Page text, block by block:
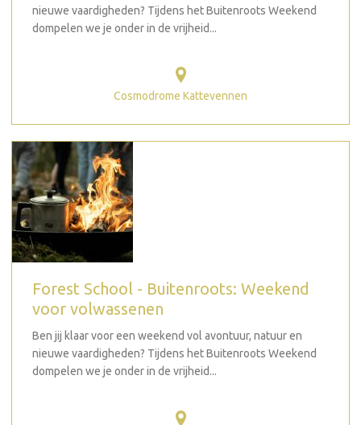
nieuwe vaardigheden? Tijdens het Buitenroots Weekend
dompelen we je onder in de vrijheid...
Cosmodrome Kattevennen
Forest School - Buitenroots: Weekend
voor volwassenen
Ben jij klaar voor een weekend vol avontuur, natuur en
nieuwe vaardigheden? Tijdens het Buitenroots Weekend
dompelen we je onder in de vrijheid...